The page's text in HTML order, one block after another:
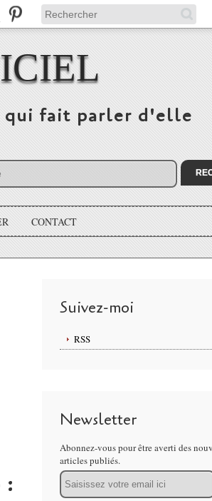
fait parler d'elle
CONTACT
:
Suivez-moi
RSS
Newsletter
Abonnez-vous pour être averti des
articles publiés.
Email